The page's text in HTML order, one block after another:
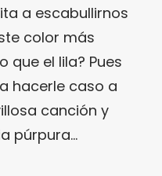
a escabullirnos
color más
que el lila? Pues
hacerle caso a
canción y
púrpura…